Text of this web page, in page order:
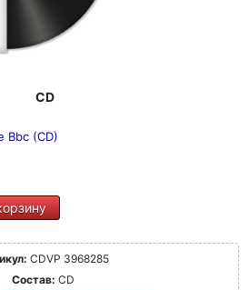
CD
Bbc (CD)
CDVP 3968285
Состав: CD